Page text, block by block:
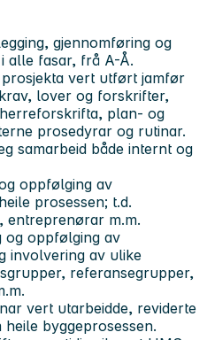
gjennomføring og
alle fasar, frå A-Å.
vert utført jamfør
lover og forskrifter,
plan- og
prosedyrar og rutinar.
samarbeid både internt og
oppfølging av
prosessen; t.d.
entreprenørar m.m.
og oppfølging av
involvering av ulike
referansegrupper,
vert utarbeidde, reviderte
byggeprosessen.